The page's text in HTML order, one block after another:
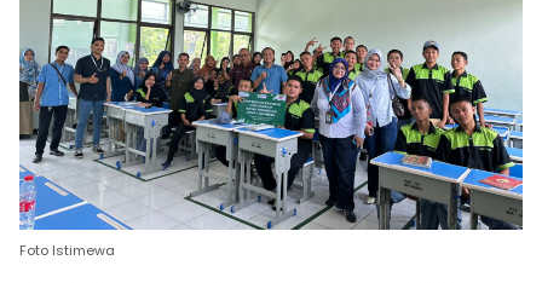
Foto Istimewa